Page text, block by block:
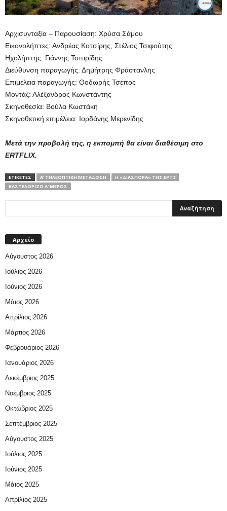
Αρχισυνταξία – Παρουσίαση: Χρύσα Σάμου
Εικονολήπτες: Ανδρέας Κοτσίρης, Στέλιος Τσιφούτης
Ηχολήπτης: Γιάννης Τσιτιρίδης
Διεύθυνση παραγωγής: Δημήτρης Φράστανλης
Επιμέλεια παραγωγής: Θοδωρής Τσέπος
Μοντάζ: Αλέξανδρος Κωνστάντης
Σκηνοθεσία: Βούλα Κωστάκη
Σκηνοθετική επιμέλεια: Ιορδάνης Μερενίδης
Μετά την προβολή της, η εκπομπή θα είναι διαθέσιμη στο
ERTFLIX.
ΕΤΙΚΕΤΕΣ Α' ΤΗΛΕΟΠΤΙΚΗ ΜΕΤΑΔΟΣΗ
Η «ΔΙΑΣΠΟΡΆ» ΤΗΣ ΕΡΤ3
ΚΑΣΤΕΛΌΡΙΖΟ Α' ΜΈΡΟΣ
Αρχείο
Αύγουστος 2026
Ιούλιος 2026
Ιούνιος 2026
Μάιος 2026
Απρίλιος 2026
Μάρτιος 2026
Φεβρουάριος 2026
Ιανουάριος 2026
Δεκέμβριος 2025
Νοέμβριος 2025
Οκτώβριος 2025
Σεπτέμβριος 2025
Αύγουστος 2025
Ιούλιος 2025
Ιούνιος 2025
Μάιος 2025
Απρίλιος 2025